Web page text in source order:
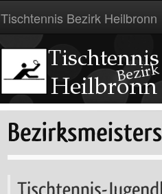
Tischtennis Bezirk Heilbronn